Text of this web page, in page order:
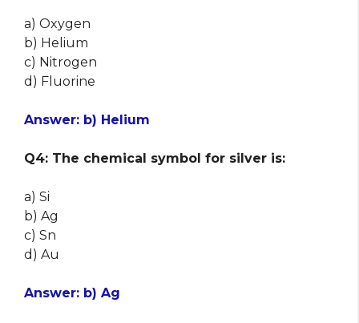
a) Oxygen
b) Helium
c) Nitrogen
d) Fluorine
Answer: b) Helium
Q4: The chemical symbol for silver is:
a) Si
b) Ag
c) Sn
d) Au
Answer: b) Ag